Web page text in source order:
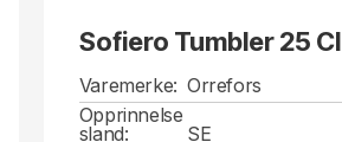
Sofiero Tumbler 25 Cl
Varemerke: Orrefors
Opprinnelse
sland:
SE